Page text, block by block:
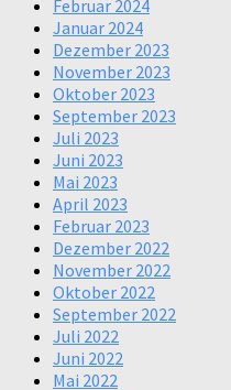
Februar 2024
Januar 2024
Dezember 2023
November 2023
Oktober 2023
September 2023
Juli 2023
Juni 2023
Mai 2023
April 2023
Februar 2023
Dezember 2022
November 2022
Oktober 2022
September 2022
Juli 2022
Juni 2022
Mai 2022